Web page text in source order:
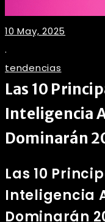
10 May, 2025
.
tendencias
Las 10
Inteligencia
Dominarán
Las 10
Inteligencia
Dominarán